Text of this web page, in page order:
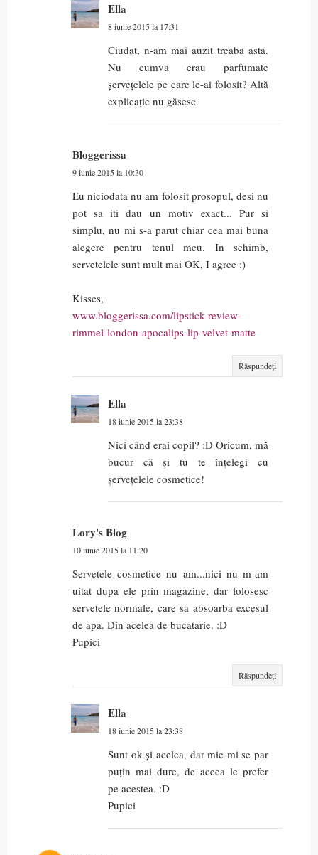
Ella
8 iunie 2015 la 17:31
Ciudat, n-am mai auzit treaba asta.
Nu cumva erau parfumate
șervețelele pe care le-ai folosit? Altă
explicație nu găsesc.
Bloggerissa
9 iunie 2015 la 10:30
Eu niciodata nu am folosit prosopul, desi nu
pot sa iti dau un motiv exact... Pur si
simplu, nu mi s-a parut chiar cea mai buna
alegere pentru tenul meu. In schimb,
servetelele sunt mult mai OK, I agree :)
Kisses,
www.bloggerissa.com/lipstick-review-
rimmel-london-apocalips-lip-velvet-matte
Răspundeți
Ella
18 iunie 2015 la 23:38
Nici când erai copil? :D Oricum, mă
bucur că și tu te înțelegi cu
șervețelele cosmetice!
Lory's Blog
10 iunie 2015 la 11:20
Servetele cosmetice nu am...nici nu m-am
uitat dupa ele prin magazine, dar folosesc
servetele normale, care sa absoarba excesul
de apa. Din acelea de bucatarie. :D
Pupici
Răspundeți
Ella
18 iunie 2015 la 23:38
Sunt ok și acelea, dar mie mi se par
puțin mai dure, de aceea le prefer
pe acestea. :D
Pupici